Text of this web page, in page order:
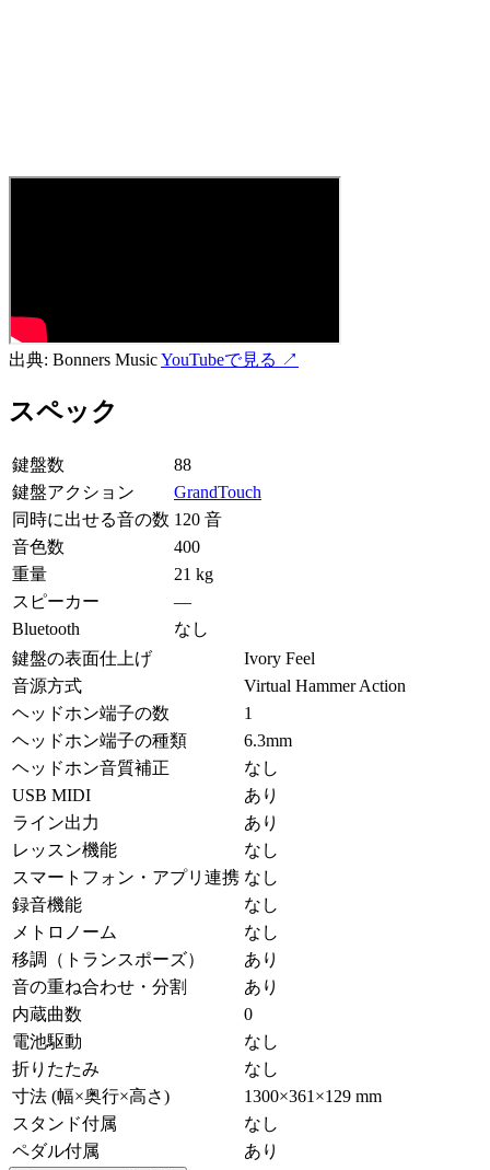
出典: Bonners MusicYouTubeで見る ↗
スペック
鍵盤数
88
鍵盤アクション
GrandTouch
同時に出せる音の数 120 音
音色数
400
重量
21 kg
スピーカー
—
Bluetooth
なし
鍵盤の表面仕上げ
Ivory Feel
音源方式
Virtual Hammer Action
ヘッドホン端子の数
1
ヘッドホン端子の種類
6.3mm
ヘッドホン音質補正
なし
USB MIDI
あり
ライン出力
あり
レッスン機能
なし
スマートフォン・アプリ連携 なし
録音機能
なし
メトロノーム
なし
移調（トランスポーズ）
あり
音の重ね合わせ・分割
あり
内蔵曲数
0
電池駆動
なし
折りたたみ
なし
寸法 (幅×奥行×高さ)
1300×361×129 mm
スタンド付属
なし
ペダル付属
あり